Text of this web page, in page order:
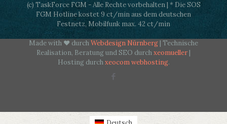
(c) TaskForce FGM - Alle Rechte vorbehalten | * Die SOS
FGM Hotline kostet 9 ct/min aus dem deutschen
Festnetz, Mobilfunk max. 42 ct/min
Made with ♥ durchWebdesign Nürnberg | Technische
Realisation, Beratung und SEO durchxeomueller |
Hosting durchxeocom webhosting.